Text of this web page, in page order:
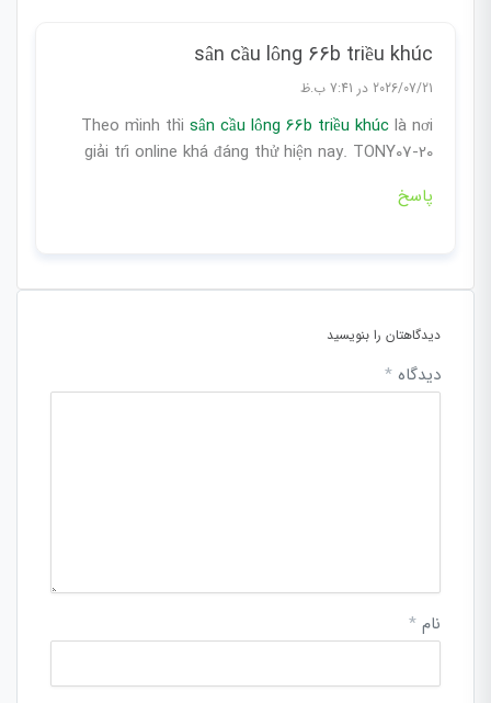
sân cầu lông 66b triều khúc
2026/07/21 در 7:41 ب.ظ
Theo mình thì sân cầu lông 66b triều khúc là nơi
giải trí online khá đáng thử hiện nay. TONY07-20
پاسخ
دیدگاهتان را بنویسید
دیدگاه *
نام *